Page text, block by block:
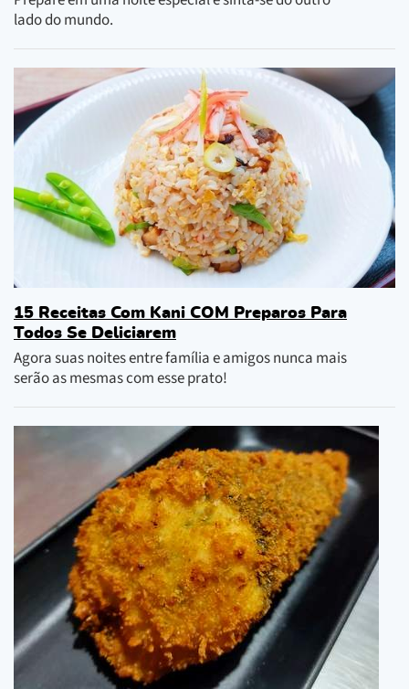
lado do mundo.
15 Receitas Com Kani COM Preparos Para
Todos Se Deliciarem
Agora suas noites entre família e amigos nunca mais
serão as mesmas com esse prato!